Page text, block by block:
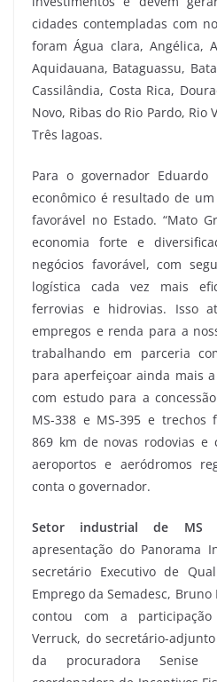
cidades contempladas com
foram Água clara, Angélica,
Aquidauana, Bataguassu,
Cassilândia, Costa Rica,
Novo, Ribas do Rio Pardo, Rio
Três lagoas.
Para o governador Eduardo
econômico é resultado de
favorável no Estado. “Mato
economia forte e
negócios favorável, com
logística cada vez mais
ferrovias e hidrovias. Isso
empregos e renda para a
trabalhando em parceria
para aperfeiçoar ainda mais
com estudo para a
MS-338 e MS-395 e trechos
869 km de novas rodovias e
aeroportos e aeródromos
conta o governador.
Setor industrial de MS
apresentação do Panorama
secretário Executivo de
Emprego da Semadesc,
contou com a
Verruck, do secretário-
da procuradora Senise